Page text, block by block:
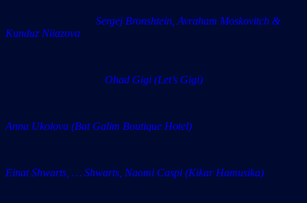
Sergej Bronshtein, Avraham Moskovitch &
Kunduz Niiazova
Ohad Gigi (Let’s Gigi)
Anna Ukolova (Bat Galim Boutique Hotel)
Einat Shwarts, … Shwarts, Naomi Caspi (Kikar Hamusika)